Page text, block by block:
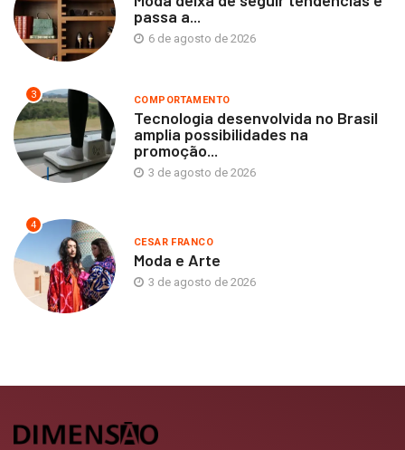
passa a...
6 de agosto de 2026
3 COMPORTAMENTO
Tecnologia desenvolvida no Brasil
amplia possibilidades na
promoção...
3 de agosto de 2026
4
CESAR FRANCO
Moda e Arte
3 de agosto de 2026